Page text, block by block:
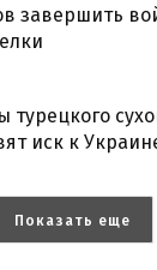
завершить
иск к
Показать еще